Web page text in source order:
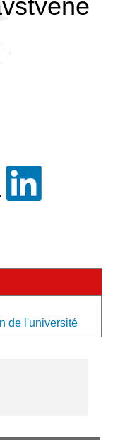
de l'université